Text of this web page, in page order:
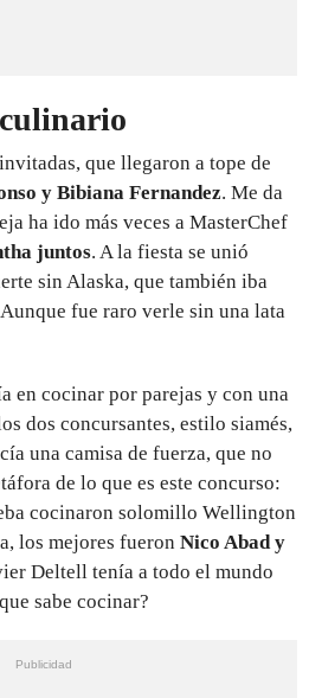
que llegaron a tope de
y Bibiana Fernandez. Me da
ha ido más veces a MasterChef
juntos. A la fiesta se unió
sin Alaska, que también iba
fue raro verle sin una lata
en cocinar por parejas y con una
dos concursantes, estilo siamés,
una camisa de fuerza, que no
de lo que es este concurso:
cocinaron solomillo Wellington
los mejores fueron Nico Abad y
Deltell tenía a todo el mundo
sabe cocinar?